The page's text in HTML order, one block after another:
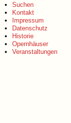
Suchen
Kontakt
Impressum
Datenschutz
Historie
Opernhäuser
Veranstaltungen